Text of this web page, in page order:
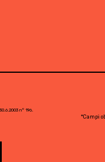
n° 196.
*Campi